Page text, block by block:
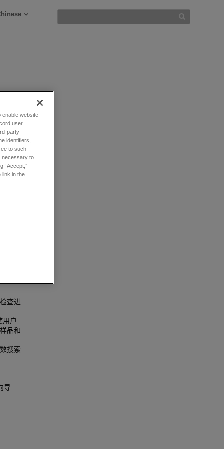
计，
测量
律方
查进
用户
品和
搜索
导
enable website
user
party
identifiers,
to such
necessary to
“Accept,”
link in the